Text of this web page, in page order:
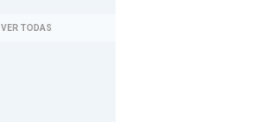
VER TODAS